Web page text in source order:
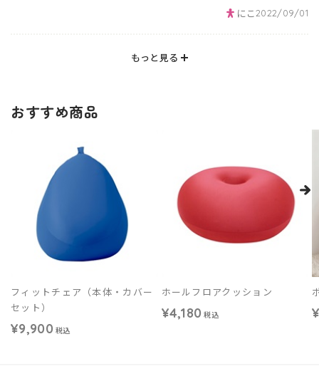
にこ2022/09/01
もっと見る
おすすめ商品
フィットチェア（本体・カバー
セット）
¥9,900 税込
ホールフロアクッション
¥4,180 税込